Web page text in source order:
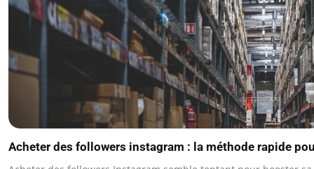
Acheter des followers instagram : la méthode rapide